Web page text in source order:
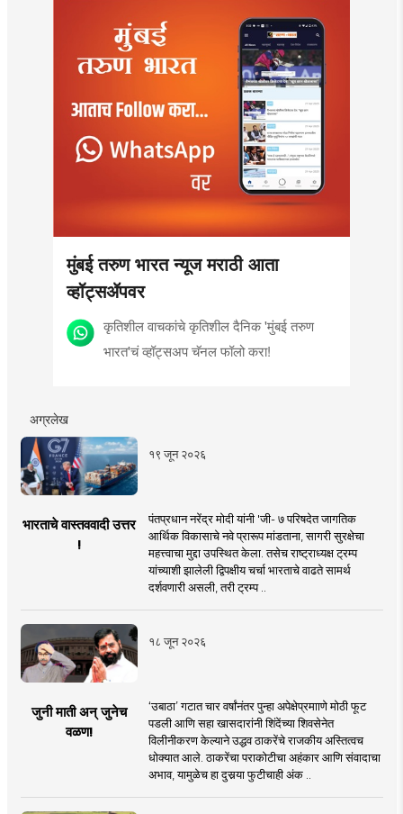
मुंबई तरुण भारत न्यूज मराठी आता
व्हॉट्सॲपवर
कृतिशील वाचकांचे कृतिशील दैनिक 'मुंबई तरुण
भारत'चं व्हॉट्सअप चॅनल फॉलो करा!
अग्रलेख
१९ जून २०२६
भारताचे वास्तववादी उत्तर
!
पंतप्रधान नरेंद्र मोदी यांनी 'जी- ७ परिषदेत जागतिक
आर्थिक विकासाचे नवे प्रारूप मांडताना, सागरी सुरक्षेचा
महत्त्वाचा मुद्दा उपस्थित केला. तसेच राष्ट्राध्यक्ष ट्रम्प
यांच्याशी झालेली द्विपक्षीय चर्चा भारताचे वाढते सामर्थ
दर्शवणारी असली, तरी ट्रम्प ..
१८ जून २०२६
जुनी माती अन् जुनेच
वळण!
‘उबाठा’ गटात चार वर्षांनंतर पुन्हा अपेक्षेप्रमााणे मोठी फूट
पडली आणि सहा खासदारांनी शिंदेंच्या शिवसेनेत
विलीनीकरण केल्याने उद्धव ठाकरेंचे राजकीय अस्तित्वच
धोक्यात आले. ठाकरेंचा पराकोटीचा अहंकार आणि संवादाचा
अभाव, यामुळेच हा दुसर्‍या फुटीचाही अंक ..